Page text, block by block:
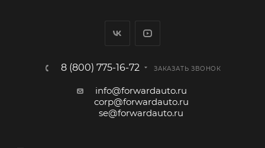
8 (800) 775-16-72 ЗАКАЗАТЬ ЗВОНОК
info@forwardauto.ru
corp@forwardauto.ru
se@forwardauto.ru